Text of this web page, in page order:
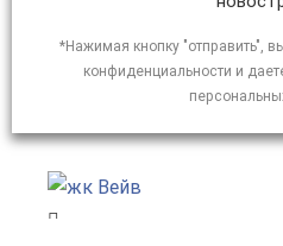
*Нажимая кнопку "отправить",
конфиденциальности и